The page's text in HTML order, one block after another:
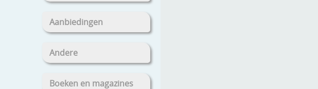
Aanbiedingen
Andere
Boeken en magazines